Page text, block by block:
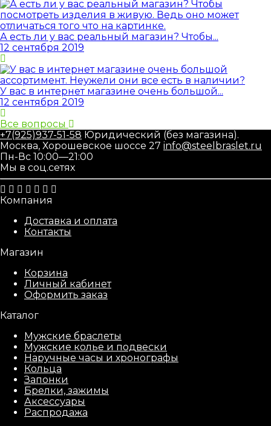
А есть ли у вас реальный магазин? Чтобы...
12 сентября 2019
У вас в интернет магазине очень большой...
12 сентября 2019
Все вопросы
+7(925)937-51-58 Юридический (без магазина).
Москва, Хорошевское шоссе 27 info@steelbraslet.ru
Пн-Вс 10:00—21:00
Мы в соц.сетях
Компания
Доставка и оплата
Контакты
Магазин
Корзина
Личный кабинет
Оформить заказ
Каталог
Мужские браслеты
Мужские колье и подвески
Наручные часы и хронографы
Кольца
Запонки
Брелки, зажимы
Аксессуары
Распродажа